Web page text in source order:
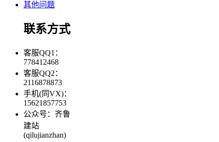
其他问题
联系方式
客服QQ1：
778412468
客服QQ2：
2116878873
手机(同VX)：
15621857753
公众号：齐鲁
建站
(qilujianzhan)